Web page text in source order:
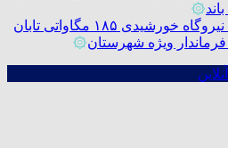
۞
✅بررسی موانع احداث نیروگاه خورشیدی ۱۸۵ مگاواتی تابان
ویژه شهرستان۞